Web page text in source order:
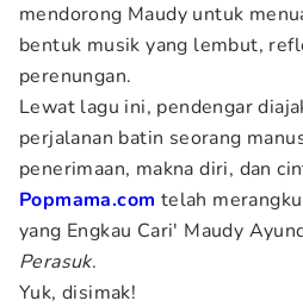
mendorong Maudy untuk
bentuk musik yang lembut,
perenungan.
Lewat lagu ini, pendengar
perjalanan batin seorang
penerimaan, makna diri, dan
Popmama.com telah
yang Engkau Cari' Maudy
Perasuk.
Yuk, disimak!